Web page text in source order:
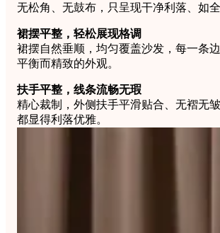
无松角、无鼓布，只呈现干净利落、如
裙摆平整，轻松展现格调
裙摆自然垂顺，均匀覆盖沙发，每一条
平衡而精致的外观。
扶手平整，线条流畅无瑕
精心裁制，外侧扶手平滑贴合、无褶无
都显得利落优雅。